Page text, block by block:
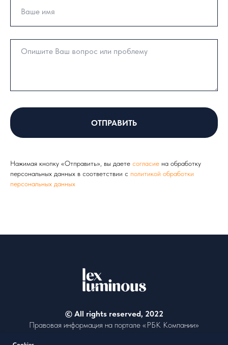
ОТПРАВИТЬ
Нажимая кнопку «Отправить», вы даете согласие на обработку
персональных данных в соответствии с политикой обработки
персональных данных
© All rights reserved, 2022
Правовая информация на портале «РБК Компании»